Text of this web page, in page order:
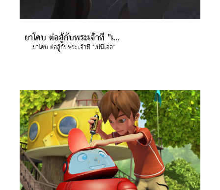
ยาโคบ ต่อสู้กับพระเจ้าที่ "เปนีเอล"
ยาโคบ ต่อสู้กับพระเจ้าที่ "เปนีเอล"